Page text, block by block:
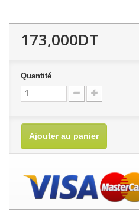
173,000DT
Quantité
Ajouter au panier